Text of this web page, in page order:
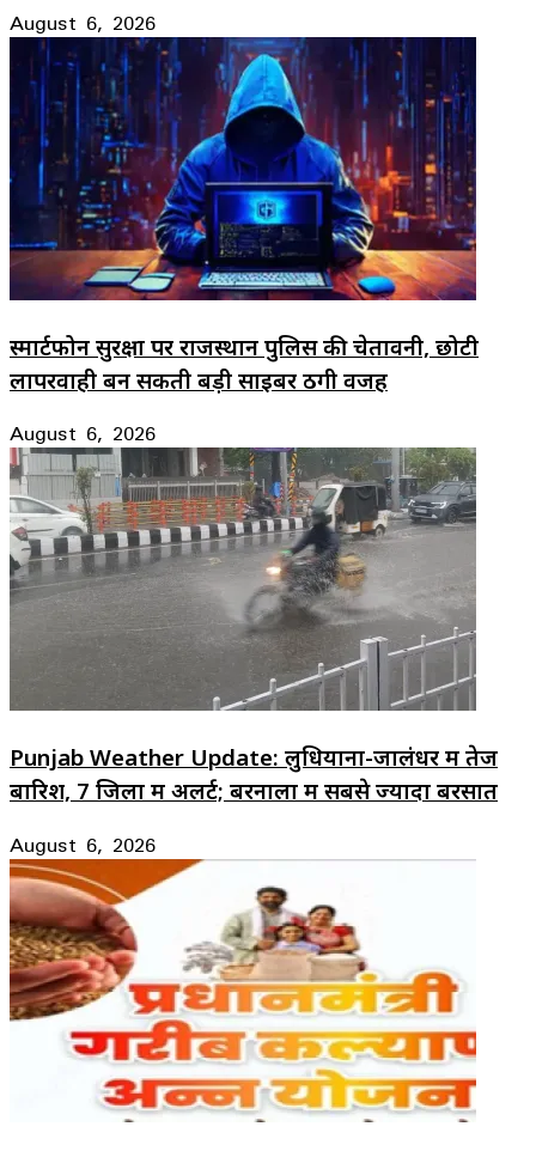
August 6, 2026
स्मार्टफोन सुरक्षा पर राजस्थान पुलिस की चेतावनी, छोटी
लापरवाही बन सकती बड़ी साइबर ठगी वजह
August 6, 2026
Punjab Weather Update: लुधियाना-जालंधर में तेज
बारिश, 7 जिलों में अलर्ट; बरनाला में सबसे ज्यादा बरसात
August 6, 2026